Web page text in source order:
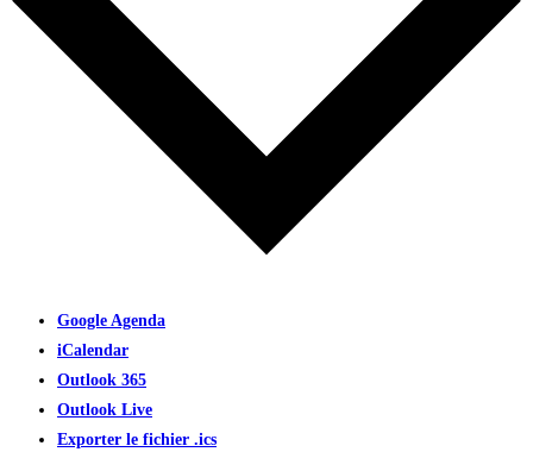
Google Agenda
iCalendar
Outlook 365
Outlook Live
Exporter le fichier .ics